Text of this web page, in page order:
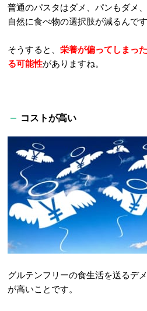
普通のパスタはダメ、パンもダメ
自然に食べ物の選択肢が減るんです
そうすると、 栄養が偏ってしまっ
る可能性がありますね。
コストが高い
グルテンフリーの食生活を送るデ
が高いことです。